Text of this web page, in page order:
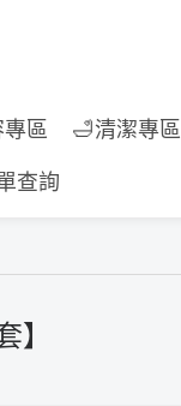
區 🛁清潔專區
查詢